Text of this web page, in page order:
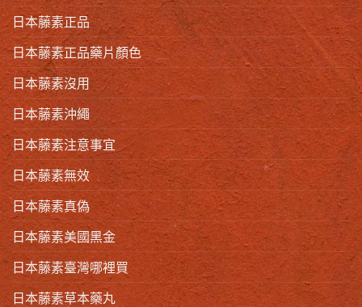
日本藤素正品
日本藤素正品藥片顏色
日本藤素沒用
日本藤素沖繩
日本藤素注意事宜
日本藤素無效
日本藤素真偽
日本藤素美國黑金
日本藤素臺灣哪裡買
日本藤素草本藥丸